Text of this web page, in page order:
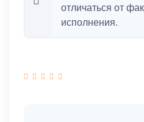
отличаться от
исполнения.